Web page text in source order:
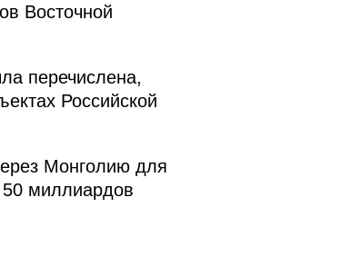
Восточной
перечислена,
Российской
Монголию для
50 миллиардов